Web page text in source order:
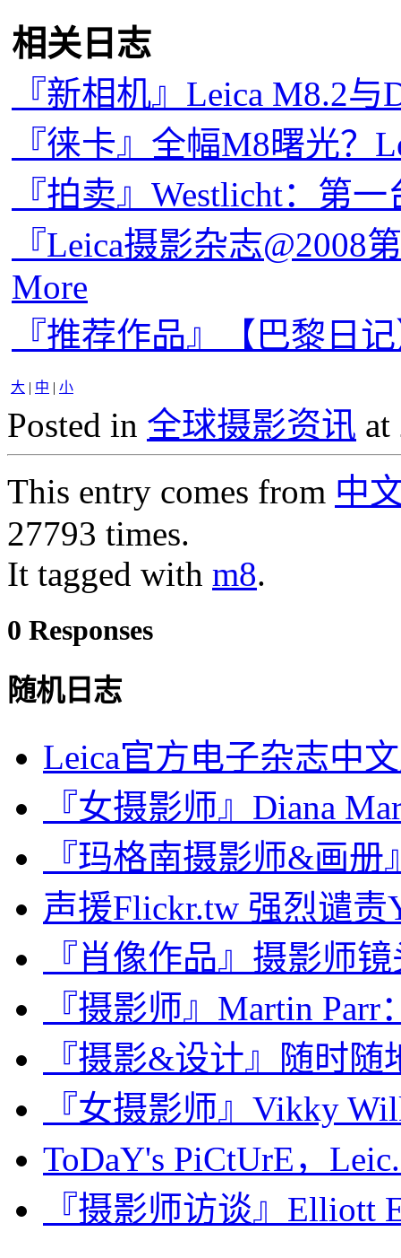
相关日志
『新相机』Leica M8.2
『徕卡』全幅M8曙光？
『拍卖』Westlicht：第
『Leica摄影杂志@2008
More
『推荐作品』【巴黎日
大 | 中 | 小
Posted in 全球摄影资讯 at
This entry comes from 中
27793 times.
It tagged with m8.
0 Responses
随机日志
Leica官方电子杂志中
『女摄影师』Diana
『玛格南摄影师&画册
声援Flickr.tw 强烈谴责
『肖像作品』摄影师
『摄影师』Martin
『摄影&设计』随时
『女摄影师』Vikky
ToDaY's PiCtUrE，
『摄影师访谈』Elliott